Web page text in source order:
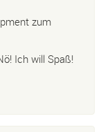
zum
Ich will Spaß!